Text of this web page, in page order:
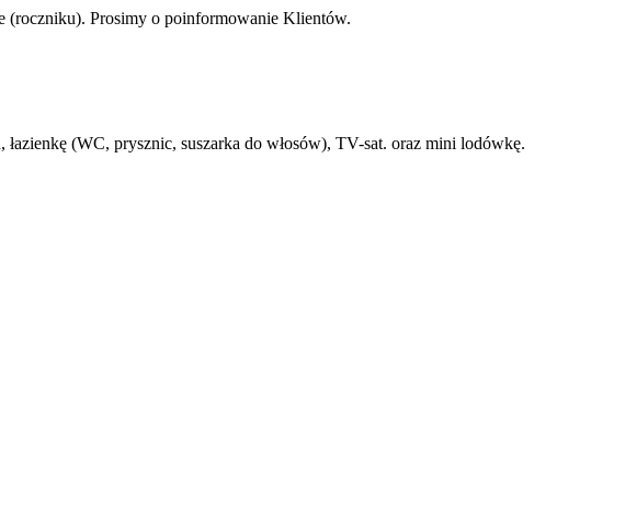
(roczniku). Prosimy o poinformowanie Klientów.
(WC, prysznic, suszarka do włosów), TV-sat. oraz mini lodówkę.